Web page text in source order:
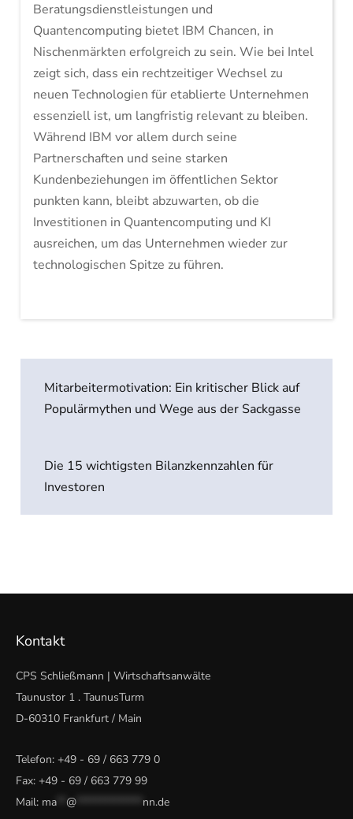
Beratungsdienstleistungen und
Quantencomputing bietet IBM Chancen, in
Nischenmärkten erfolgreich zu sein. Wie bei Intel
zeigt sich, dass ein rechtzeitiger Wechsel zu
neuen Technologien für etablierte Unternehmen
essenziell ist, um langfristig relevant zu bleiben.
Während IBM vor allem durch seine
Partnerschaften und seine starken
Kundenbeziehungen im öffentlichen Sektor
punkten kann, bleibt abzuwarten, ob die
Investitionen in Quantencomputing und KI
ausreichen, um das Unternehmen wieder zur
technologischen Spitze zu führen.
Mitarbeitermotivation: Ein kritischer Blick auf
Populärmythen und Wege aus der Sackgasse
Die 15 wichtigsten Bilanzkennzahlen für
Investoren
Kontakt
CPS Schließmann | Wirtschaftsanwälte
Taunustor 1 . TaunusTurm
D-60310 Frankfurt / Main
Telefon: +49 - 69 / 663 779 0
Fax: +49 - 69 / 663 779 99
Mail: ma **@ nn.de